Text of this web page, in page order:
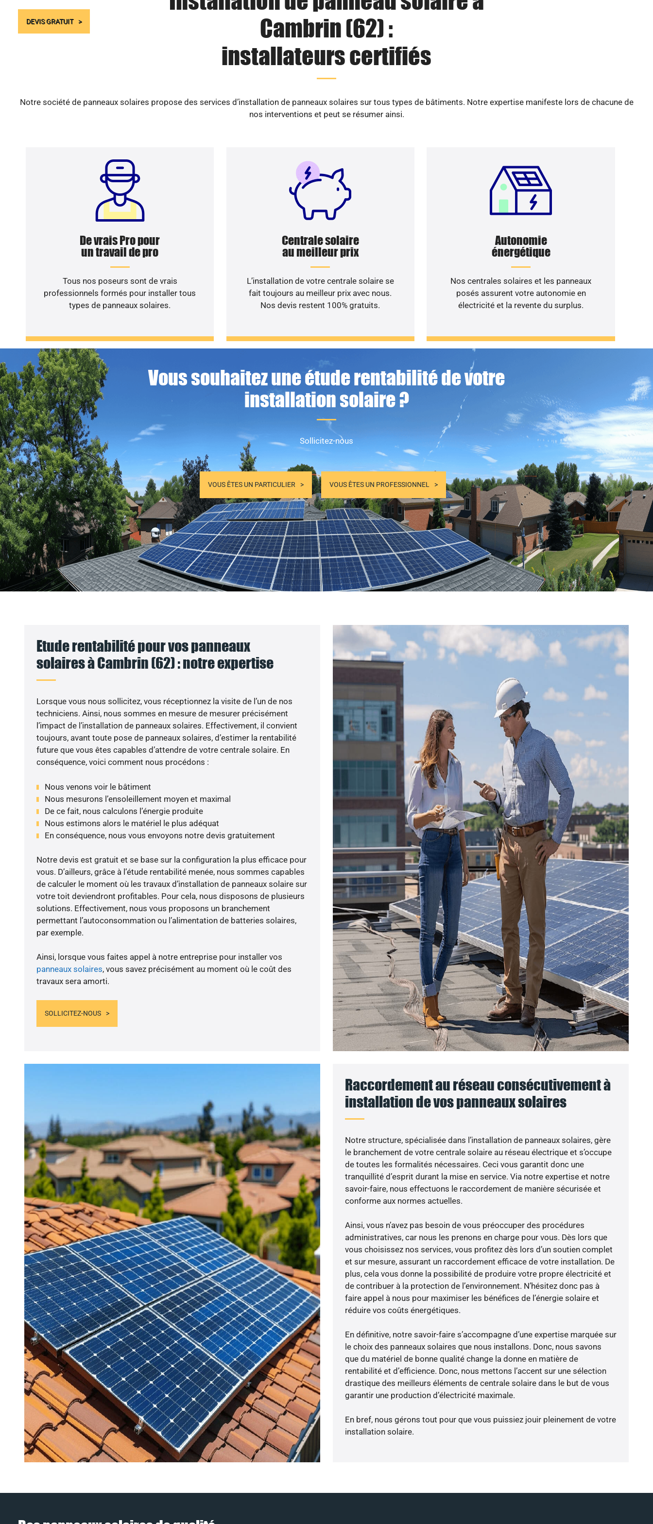
DEVIS GRATUIT
Cambrin (62) :
installateurs certifiés
Notre société de panneaux solaires propose des services d’installation de panneaux solaires sur tous types de bâtiments. Notre expertise manifeste lors de chacune de
nos interventions et peut se résumer ainsi.
De vrais Pro pour
un travail de pro
Tous nos poseurs sont de vrais
professionnels formés pour installer tous
types de panneaux solaires.
Centrale solaire
au meilleur prix
L’installation de votre centrale solaire se
fait toujours au meilleur prix avec nous.
Nos devis restent 100% gratuits.
Autonomie
énergétique
Nos centrales solaires et les panneaux
posés assurent votre autonomie en
électricité et la revente du surplus.
Vous souhaitez une étude rentabilité de votre
installation solaire ?
Sollicitez-nous
VOUS ÊTES UN PARTICULIER VOUS ÊTES UN PROFESSIONNEL
Etude rentabilité pour vos panneaux
solaires à Cambrin (62) : notre expertise
Lorsque vous nous sollicitez, vous réceptionnez la visite de l’un de nos
techniciens. Ainsi, nous sommes en mesure de mesurer précisément
l’impact de l’installation de panneaux solaires. Effectivement, il convient
toujours, avant toute pose de panneaux solaires, d’estimer la rentabilité
future que vous êtes capables d’attendre de votre centrale solaire. En
conséquence, voici comment nous procédons :
Nous venons voir le bâtiment
Nous mesurons l’ensoleillement moyen et maximal
De ce fait, nous calculons l’énergie produite
Nous estimons alors le matériel le plus adéquat
En conséquence, nous vous envoyons notre devis gratuitement
Notre devis est gratuit et se base sur la configuration la plus efficace pour
vous. D’ailleurs, grâce à l’étude rentabilité menée, nous sommes capables
de calculer le moment où les travaux d’installation de panneaux solaire sur
votre toit deviendront profitables. Pour cela, nous disposons de plusieurs
solutions. Effectivement, nous vous proposons un branchement
permettant l’autoconsommation ou l’alimentation de batteries solaires,
par exemple.
Ainsi, lorsque vous faites appel à notre entreprise pour installer vos
panneaux solaires, vous savez précisément au moment où le coût des
travaux sera amorti.
SOLLICITEZ-NOUS
Raccordement au réseau consécutivement à
installation de vos panneaux solaires
Notre structure, spécialisée dans l’installation de panneaux solaires, gère
le branchement de votre centrale solaire au réseau électrique et s’occupe
de toutes les formalités nécessaires. Ceci vous garantit donc une
tranquillité d’esprit durant la mise en service. Via notre expertise et notre
savoir-faire, nous effectuons le raccordement de manière sécurisée et
conforme aux normes actuelles.
Ainsi, vous n’avez pas besoin de vous préoccuper des procédures
administratives, car nous les prenons en charge pour vous. Dès lors que
vous choisissez nos services, vous profitez dès lors d’un soutien complet
et sur mesure, assurant un raccordement efficace de votre installation. De
plus, cela vous donne la possibilité de produire votre propre électricité et
de contribuer à la protection de l’environnement. N’hésitez donc pas à
faire appel à nous pour maximiser les bénéfices de l’énergie solaire et
réduire vos coûts énergétiques.
En définitive, notre savoir-faire s’accompagne d’une expertise marquée sur
le choix des panneaux solaires que nous installons. Donc, nous savons
que du matériel de bonne qualité change la donne en matière de
rentabilité et d’efficience. Donc, nous mettons l’accent sur une sélection
drastique des meilleurs éléments de centrale solaire dans le but de vous
garantir une production d’électricité maximale.
En bref, nous gérons tout pour que vous puissiez jouir pleinement de votre
installation solaire.